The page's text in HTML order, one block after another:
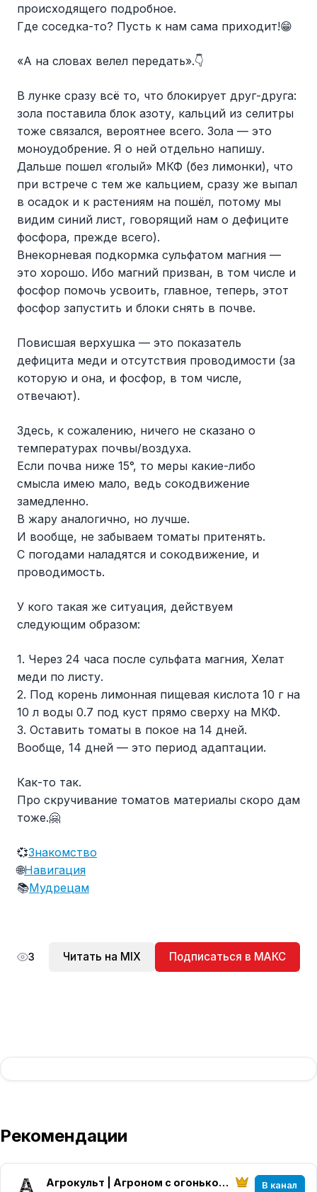
происходящего подробное.
Где соседка-то? Пусть к нам сама приходит!😁
«А на словах велел передать».👇
В лунке сразу всё то, что блокирует друг-друга:
зола поставила блок азоту, кальций из селитры
тоже связался, вероятнее всего. Зола — это
моноудобрение. Я о ней отдельно напишу.
Дальше пошел «голый» МКФ (без лимонки), что
при встрече с тем же кальцием, сразу же выпал
в осадок и к растениям на пошёл, потому мы
видим синий лист, говорящий нам о дефиците
фосфора, прежде всего).
Внекорневая подкормка сульфатом магния —
это хорошо. Ибо магний призван, в том числе и
фосфор помочь усвоить, главное, теперь, этот
фосфор запустить и блоки снять в почве.
Повисшая верхушка — это показатель
дефицита меди и отсутствия проводимости (за
которую и она, и фосфор, в том числе,
отвечают).
Здесь, к сожалению, ничего не сказано о
температурах почвы/воздуха.
Если почва ниже 15°, то меры какие-либо
смысла имею мало, ведь сокодвижение
замедленно.
В жару аналогично, но лучше.
И вообще, не забываем томаты притенять.
С погодами наладятся и сокодвижение, и
проводимость.
У кого такая же ситуация, действуем
следующим образом:
1. Через 24 часа после сульфата магния, Хелат
меди по листу.
2. Под корень лимонная пищевая кислота 10 г на
10 л воды 0.7 под куст прямо сверху на МКФ.
3. Оставить томаты в покое на 14 дней.
Вообще, 14 дней — это период адаптации.
Как-то так.
Про скручивание томатов материалы скоро дам
тоже.🤗
💞Знакомство
🌐Навигация
📚Мудрецам
3 Читать на MIX Подписаться в МАКС
Рекомендации
Агрокульт | Агроном с огоньком! В канал